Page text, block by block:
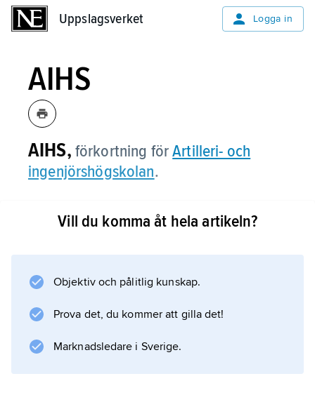
Uppslagsverket Logga in
AIHS
AIHS, förkortning förArtilleri- och
ingenjörshögskolan.
Vill du komma åt hela artikeln?
Objektiv och pålitlig kunskap.
Prova det, du kommer att gilla det!
Marknadsledare i Sverige.